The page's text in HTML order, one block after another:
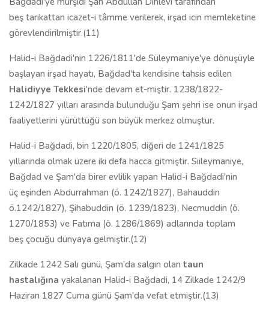
beş tarikattan icazet-i tâmme verilerek, irşad icin memleketine
görevlendirilmiştir.(11)
Halid-i Bağdadi'nin 1226/1811'de Süleymaniye'ye dönuşüyle
başlayan irşad hayatı, Bağdad'ta kendisine tahsis edilen
Halidiyye Tekkesi'nde devam et-miştir. 1238/1822-
1242/1827 yılları arasında bulunduğu Şam şehri ise onun irşad
faaliyetlerini yürüttüğü son büyük merkez olmuştur.
Halid-i Bağdadi, bin 1220/1805, diğeri de 1241/1825
yıllarında olmak üzere iki defa hacca gitmiştir. Siileymaniye,
Bağdad ve Şam'da birer evlilik yapan Halid-i Bağdadi'nin
üç eşinden Abdurrahman (ö. 1242/1827), Bahauddin
ö.1242/1827), Şihabuddin (ö. 1239/1823), Necmuddin (ö.
1270/1853) ve Fatıma (ö. 1286/1869) adlarında toplam
beş çocuğu dünyaya gelmiştir.(12)
Zilkade 1242 Salı günü, Şam'da salgın olan taun
hastalığına yakalanan Halid-i Bağdadi, 14 Zilkade 1242/9
Haziran 1827 Cuma günü Şam'da vefat etmiştir.(13)